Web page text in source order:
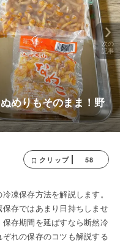
めりもそのまま！野
次の
記事
クリップ 58
凍保存方法を解説します。
存ではあまり日持ちしませ
存期間を延ばすなら断然冷
れの保存のコツも解説する